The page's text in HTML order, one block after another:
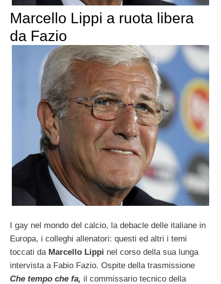
Marcello Lippi a ruota libera
da Fazio
I gay nel mondo del calcio, la debacle delle italiane in
Europa, i colleghi allenatori: questi ed altri i temi
toccati da Marcello Lippi nel corso della sua lunga
intervista a Fabio Fazio. Ospite della trasmissione
Che tempo che fa, il commissario tecnico della